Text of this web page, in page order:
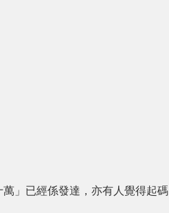
」已經係發達，亦有人覺得起碼